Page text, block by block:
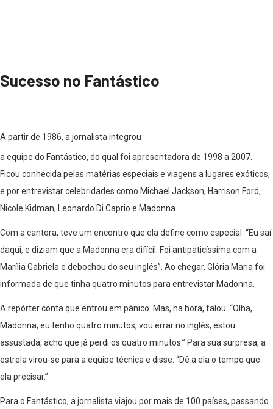
Sucesso no Fantástico
A partir de 1986, a jornalista integrou
a equipe do Fantástico, do qual foi apresentadora de 1998 a 2007.
Ficou conhecida pelas matérias especiais e viagens a lugares exóticos,
e por entrevistar celebridades como Michael Jackson, Harrison Ford,
Nicole Kidman, Leonardo Di Caprio e Madonna.
Com a cantora, teve um encontro que ela define como especial. “Eu saí
daqui, e diziam que a Madonna era difícil. Foi antipaticíssima com a
Marília Gabriela e debochou do seu inglês”. Ao chegar, Glória Maria foi
informada de que tinha quatro minutos para entrevistar Madonna.
A repórter conta que entrou em pânico. Mas, na hora, falou: “Olha,
Madonna, eu tenho quatro minutos, vou errar no inglês, estou
assustada, acho que já perdi os quatro minutos.” Para sua surpresa, a
estrela virou-se para a equipe técnica e disse: “Dê a ela o tempo que
ela precisar.”
Para o Fantástico, a jornalista viajou por mais de 100 países, passando